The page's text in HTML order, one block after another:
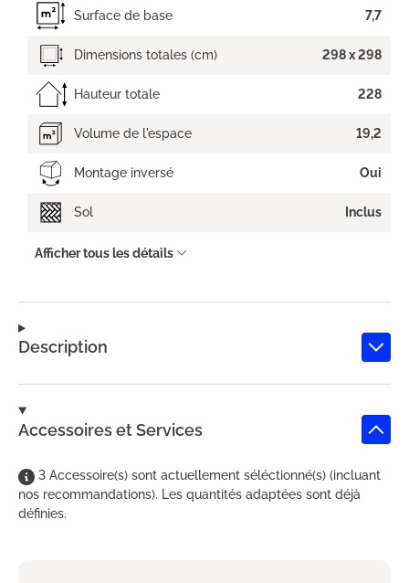
Description
Accessoires et Services
3 Accessoire(s) sont actuellement séléctionné(s) (incluant
nos recommandations). Les quantités adaptées sont déjà
définies.
Surface de base 7,7
Dimensions totales (cm) 298 x 298
Hauteur totale 228
Volume de l'espace 19,2
Montage inversé Oui
Sol Inclus
Afficher tous les détails